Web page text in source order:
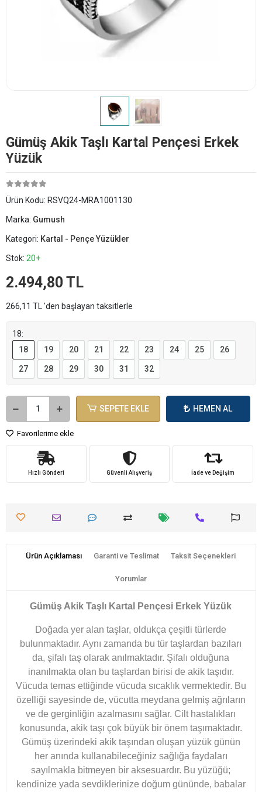
Gümüş Akik Taşlı Kartal Pençesi Erkek
Yüzük
Ürün Kodu: RSVQ24-MRA1001130
Marka: Gumush
Kategori: Kartal - Pençe Yüzükler
Stok: 20+
2.494,80 TL
266,11 TL 'den başlayan taksitlerle
18:
18
19 20 21 22 23 24 25 26
27 28 29 30 31 32
SEPETE EKLE HEMEN AL
Favorilerime ekle
Hızlı Gönderi Güvenli Alışveriş İade ve Değişim
Ürün Açıklaması Garanti ve Teslimat Taksit Seçenekleri
Yorumlar
Gümüş Akik Taşlı Kartal Pençesi Erkek Yüzük
Doğada yer alan taşlar, oldukça çeşitli türlerde
bulunmaktadır. Aynı zamanda bu tür taşlardan bazıları
da, şifalı taş olarak anılmaktadır. Şifalı olduğuna
inanılmakta olan bu taşlardan birisi de akik taşıdır.
Vücuda temas ettiğinde vücuda sıcaklık vermektedir. Bu
özelliği sayesinde de, vücutta meydana gelmiş ağrıların
ve de gerginliğin azalmasını sağlar. Cilt hastalıkları
konusunda, akik taşı çok büyük bir önem taşımaktadır.
Gümüş üzerindeki akik taşından oluşan yüzük günün
her anında kullanabileceğiniz sağlığa faydaları
sayılmakla bitmeyen bir aksesuardır. Bu yüzüğü;
kendinize yada sevdiklerinize doğum gününde, babalar